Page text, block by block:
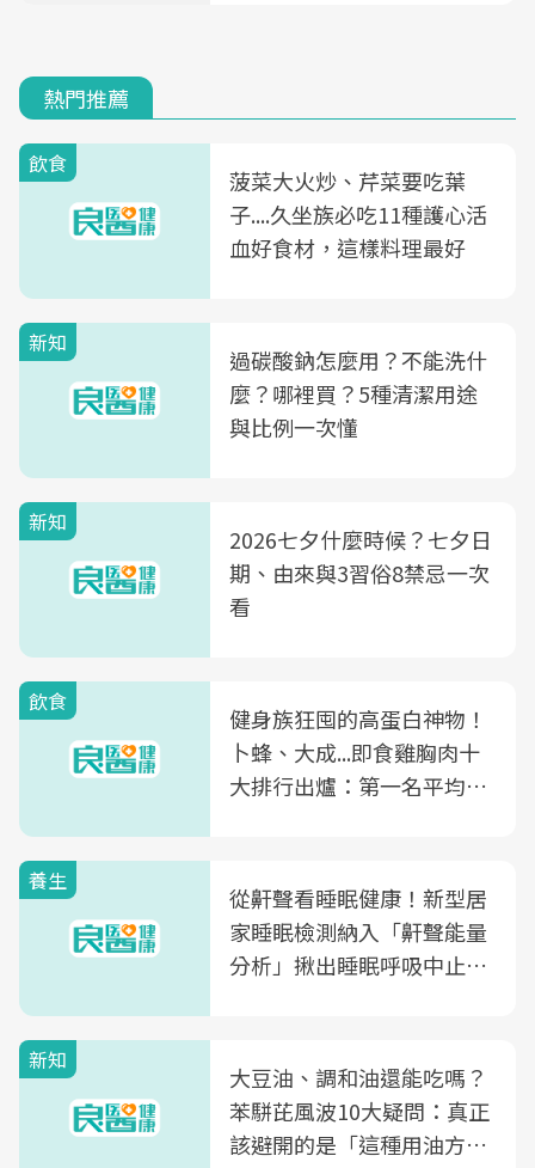
熱門推薦
飲食
菠菜大火炒、芹菜要吃葉
子....久坐族必吃11種護心活
血好食材，這樣料理最好
新知
過碳酸鈉怎麼用？不能洗什
麼？哪裡買？5種清潔用途
與比例一次懂
新知
2026七夕什麼時候？七夕日
期、由來與3習俗8禁忌一次
看
飲食
健身族狂囤的高蛋白神物！
卜蜂、大成...即食雞胸肉十
大排行出爐：第一名平均一
養生
從鼾聲看睡眠健康！新型居
家睡眠檢測納入「鼾聲能量
分析」揪出睡眠呼吸中止症
新知
大豆油、調和油還能吃嗎？
苯駢芘風波10大疑問：真正
該避開的是「這種用油方